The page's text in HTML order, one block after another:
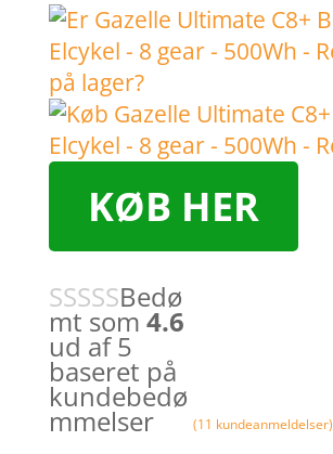
KØB HER
Bedø
mt som 4.6
ud af 5
baseret på
kundebedø
mmelser (11 kundeanmeldelser)